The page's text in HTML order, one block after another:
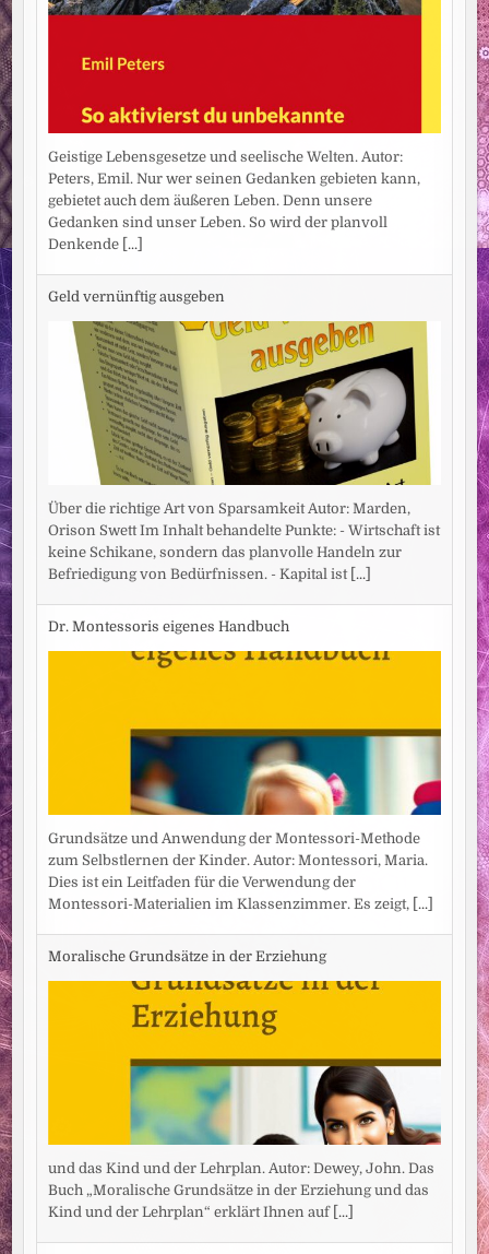
Geistige Lebensgesetze und seelische Welten. Autor:
Peters, Emil. Nur wer seinen Gedanken gebieten kann,
gebietet auch dem äußeren Leben. Denn unsere
Gedanken sind unser Leben. So wird der planvoll
Denkende [...]
Geld vernünftig ausgeben
Über die richtige Art von Sparsamkeit Autor: Marden,
Orison Swett Im Inhalt behandelte Punkte: - Wirtschaft ist
keine Schikane, sondern das planvolle Handeln zur
Befriedigung von Bedürfnissen. - Kapital ist [...]
Dr. Montessoris eigenes Handbuch
Grundsätze und Anwendung der Montessori-Methode
zum Selbstlernen der Kinder. Autor: Montessori, Maria.
Dies ist ein Leitfaden für die Verwendung der
Montessori-Materialien im Klassenzimmer. Es zeigt, [...]
Moralische Grundsätze in der Erziehung
und das Kind und der Lehrplan. Autor: Dewey, John. Das
Buch „Moralische Grundsätze in der Erziehung und das
Kind und der Lehrplan“ erklärt Ihnen auf [...]